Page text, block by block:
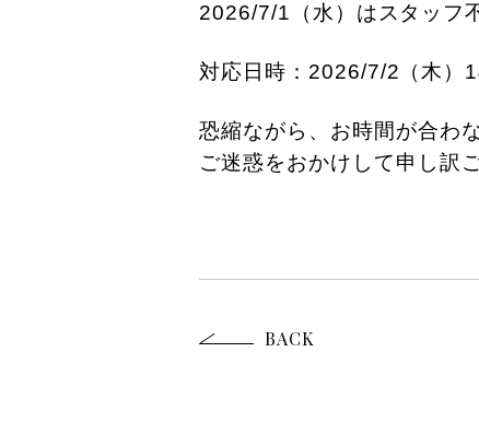
2026/7/1（水）はスタッフ
対応日時：2026/7/2（木）
恐縮ながら、お時間が合わ
ご迷惑をおかけして申し訳
BACK